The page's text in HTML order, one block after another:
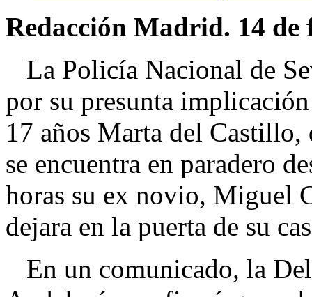
Redacción Madrid. 14 de
La Policía Nacional de
por su presunta
17 años Marta del Castillo,
se encuentra en paradero
horas su ex novio, Miguel
dejara en la puerta de su
En un comunicado, la